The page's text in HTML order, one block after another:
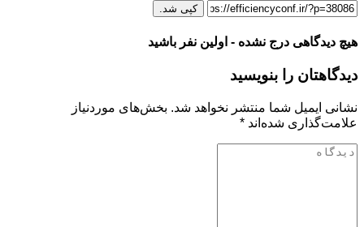
کپی شد.
هیچ دیدگاهی درج نشده - اولین نفر باشید
دیدگاهتان را بنویسید
نشانی ایمیل شما منتشر نخواهد شد. بخش‌های موردنیاز
علامت‌گذاری شده‌اند *